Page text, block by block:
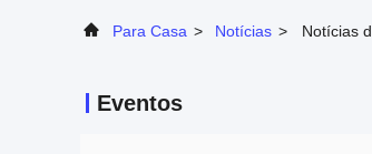
Para Casa > Notícias > Notícias
Eventos